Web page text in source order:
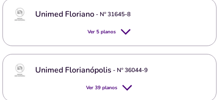
Unimed Floriano- Nº31645-8
Ver 5 planos
Unimed Florianópolis - Nº36044-9
Ver 39 planos